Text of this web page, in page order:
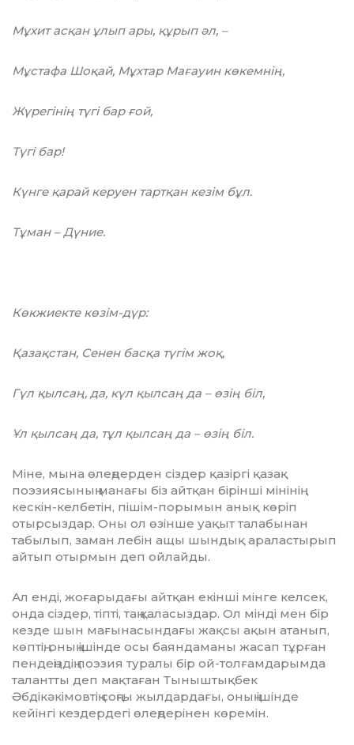
Мұхит асқан ұлып ары, құрып әл, –
Мұстафа Шоқай, Мұхтар Мағауин көкемнің,
Жүрегінің түгі бар ғой,
Түгі бар!
Күнге қарай керуен тартқан кезім бұл.
Тұман – Дүние.
Көкжиекте көзім-дүр:
Қазақстан, Сенен басқа түгім жоқ,
Гүл қылсаң, да, күл қылсаң да – өзің біл,
Ұл қылсаң да, тұл қылсаң да – өзің біл.
Міне, мына өлеңдерден сіздер қазіргі қазақ
поэзиясының манағы біз айтқан бі­рін­ші мінінің
кескін-келбетін, пішім-по­ры­мын анық көріп
отырсыздар. Оны ол өзінше уақыт талабынан
табылып, заман лебін ащы шындық араластырып
айтып отырмын деп ойлайды.
Ал енді, жоғарыдағы айтқан екінші мін­ге келсек,
онда сіздер, тіпті, таң қаласыз­дар. Ол мінді мен бір
кезде шын мағынасын­дағы жақсы ақын атанып,
көптің, оның ішінде осы баяндаманы жасап тұрған
пендеңіздің поэзия туралы бір ой-толғамда­рымда
талантты деп мақтаған Тыныш­тықбек
Әбдікәкімовтің соңғы жылдардағы, оның ішінде
кейінгі кездердегі өлеңдерінен көре­мін.